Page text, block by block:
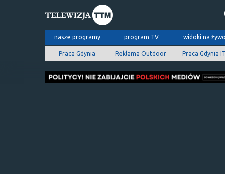
nasze programy program TV widoki na
Praca Gdynia Reklama Outdoor Praca Gdynia